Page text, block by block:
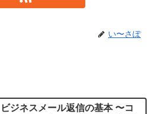
い〜さぽ
ビジネスメール返信の基本 〜コ